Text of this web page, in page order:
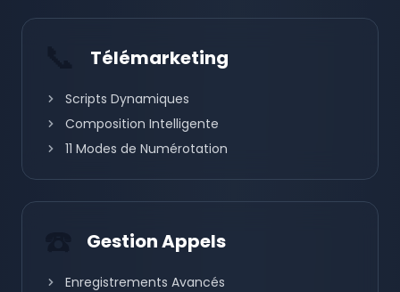
Télémarketing
Scripts Dynamiques
Composition Intelligente
11 Modes de Numérotation
Gestion Appels
Enregistrements Avancés